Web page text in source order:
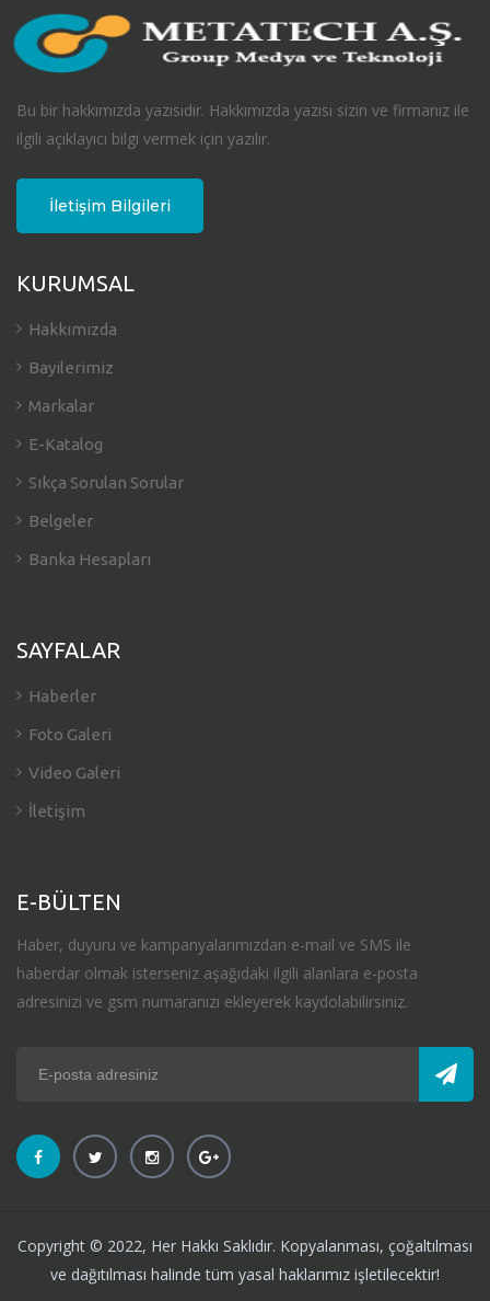
Bu bir hakkımızda yazısıdır. Hakkımızda yazısı sizin ve firmanız ile
ilgili açıklayıcı bilgi vermek için yazılır.
İletişim Bilgileri
KURUMSAL
Hakkımızda
Bayilerimiz
Markalar
E-Katalog
Sıkça Sorulan Sorular
Belgeler
Banka Hesapları
SAYFALAR
Haberler
Foto Galeri
Video Galeri
İletişim
E-BÜLTEN
Haber, duyuru ve kampanyalarımızdan e-mail ve SMS ile
haberdar olmak isterseniz aşağıdaki ilgili alanlara e-posta
adresinizi ve gsm numaranızı ekleyerek kaydolabilirsiniz.
Copyright © 2022, Her Hakkı Saklıdır. Kopyalanması, çoğaltılması
ve dağıtılması halinde tüm yasal haklarımız işletilecektir!